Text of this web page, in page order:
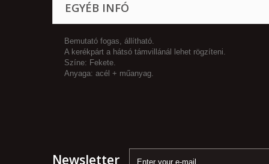
EGYÉB INFÓ
Bemutató fogas, állítható.
A kerékpárt a hátsó támvillánál lehet rögzíteni.
Színe: Fekete.
Anyaga: acél + műanyag.
Newsletter